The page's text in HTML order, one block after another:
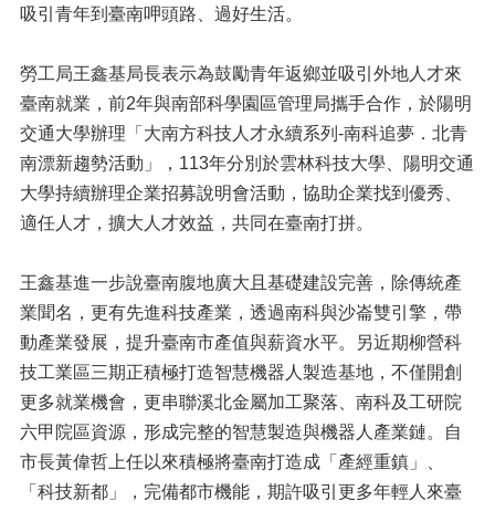
吸引青年到臺南呷頭路、過好生活。
勞工局王鑫基局長表示為鼓勵青年返鄉並吸引外地人才來
臺南就業，前2年與南部科學園區管理局攜手合作，於陽明
交通大學辦理「大南方科技人才永續系列-南科追夢．北青
南漂新趨勢活動」，113年分別於雲林科技大學、陽明交通
大學持續辦理企業招募說明會活動，協助企業找到優秀、
適任人才，擴大人才效益，共同在臺南打拼。
王鑫基進一步說臺南腹地廣大且基礎建設完善，除傳統產
業聞名，更有先進科技產業，透過南科與沙崙雙引擎，帶
動產業發展，提升臺南市產值與薪資水平。另近期柳營科
技工業區三期正積極打造智慧機器人製造基地，不僅開創
更多就業機會，更串聯溪北金屬加工聚落、南科及工研院
六甲院區資源，形成完整的智慧製造與機器人產業鏈。自
市長黃偉哲上任以來積極將臺南打造成「產經重鎮」、
「科技新都」，完備都市機能，期許吸引更多年輕人來臺